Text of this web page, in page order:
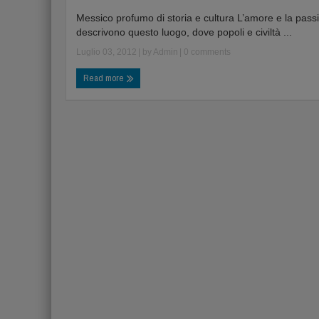
Messico profumo di storia e cultura L’amore e la
descrivono questo luogo, dove popoli e civiltà ...
Luglio 03, 2012 | by Admin 0 comments
Read more